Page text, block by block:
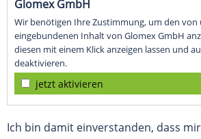
Glomex GmbH
Wir benötigen Ihre Zustimmung, um den von
eingebundenen Inhalt von Glomex GmbH
diesen mit einem Klick anzeigen lassen und
deaktivieren.
jetzt aktivieren
Ich bin damit einverstanden, dass